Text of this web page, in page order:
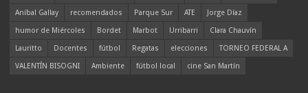
Aníbal Gallay
recomendados Parque Sur ATE
Jorge Díaz
humor de Miércoles
Bordet Marbot Urribarri
Clara Chauvín
Lauritto
Docentes fútbol Regatas elecciones
TORNEO FEDERAL A
VALENTÍN BISOGNI
Ambiente fútbol local cine San Martín